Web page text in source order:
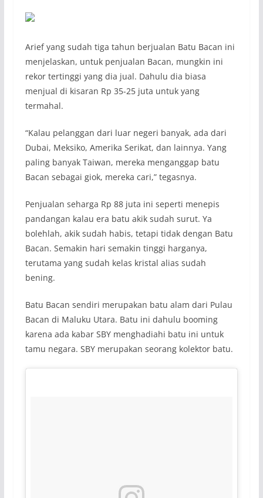
Arief yang sudah tiga tahun berjualan Batu Bacan ini
menjelaskan, untuk penjualan Bacan, mungkin ini
rekor tertinggi yang dia jual. Dahulu dia biasa
menjual di kisaran Rp 35-25 juta untuk yang
termahal.
“Kalau pelanggan dari luar negeri banyak, ada dari
Dubai, Meksiko, Amerika Serikat, dan lainnya. Yang
paling banyak Taiwan, mereka menganggap batu
Bacan sebagai giok, mereka cari,” tegasnya.
Penjualan seharga Rp 88 juta ini seperti menepis
pandangan kalau era batu akik sudah surut. Ya
bolehlah, akik sudah habis, tetapi tidak dengan Batu
Bacan. Semakin hari semakin tinggi harganya,
terutama yang sudah kelas kristal alias sudah
bening.
Batu Bacan sendiri merupakan batu alam dari Pulau
Bacan di Maluku Utara. Batu ini dahulu booming
karena ada kabar SBY menghadiahi batu ini untuk
tamu negara. SBY merupakan seorang kolektor batu.